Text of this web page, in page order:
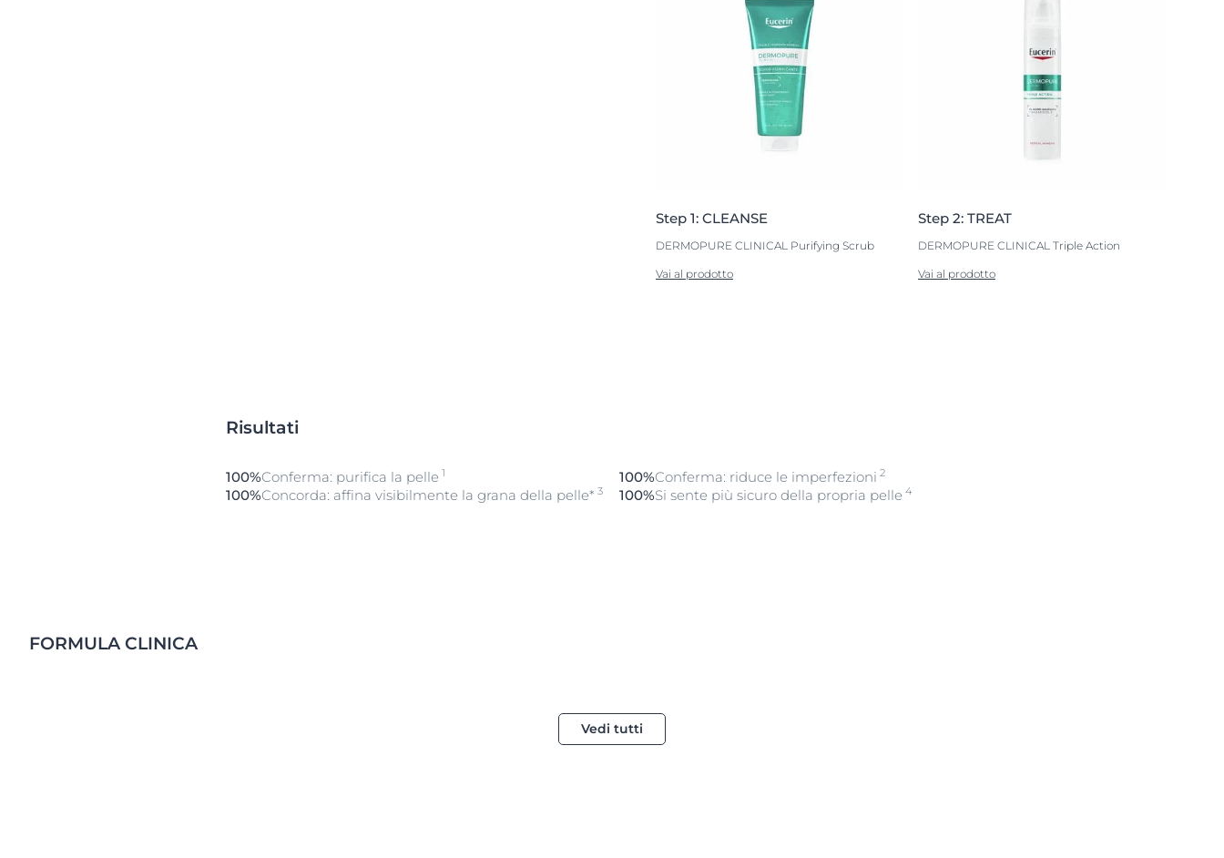
Step 1: CLEANSE
DERMOPURE CLINICAL Purifying Scrub
Vai al prodotto
Step 2: TREAT
DERMOPURE CLINICAL Triple Action
Vai al prodotto
Risultati
100%Conferma: purifica la pelle 1 100%Conferma: riduce le imperfezioni 2
100%Concorda: affina visibilmente la grana della pelle* 3 100%Si sente più sicuro della propria pelle 4
FORMULA CLINICA
Vedi tutti